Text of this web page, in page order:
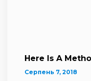
Here Is A
Серпень 7, 2018